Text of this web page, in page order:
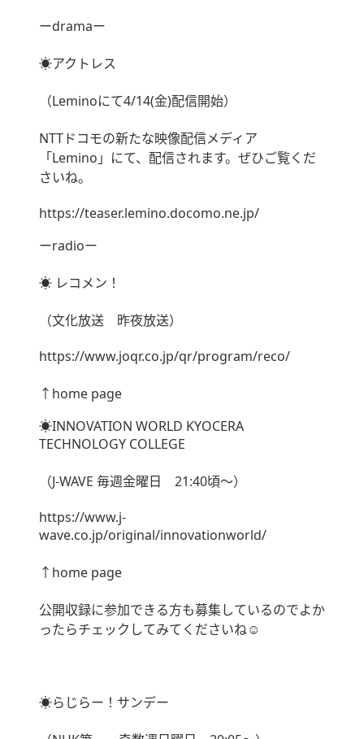
ーdramaー
☀︎アクトレス
（Leminoにて4/14(金)配信開始）
NTTドコモの新たな映像配信メディア
「Lemino」にて、配信されます。ぜひご覧くだ
さいね。
https://teaser.lemino.docomo.ne.jp/
ーradioー
☀︎ レコメン！
（文化放送 昨夜放送）
https://www.joqr.co.jp/qr/program/reco/
↑home page
☀︎INNOVATION WORLD KYOCERA
TECHNOLOGY COLLEGE
（J-WAVE 毎週金曜日 21:40頃〜）
https://www.j-
wave.co.jp/original/innovationworld/
↑home page
公開収録に参加できる方も募集しているのでよか
ったらチェックしてみてくださいね☺︎
☀︎らじらー！サンデー